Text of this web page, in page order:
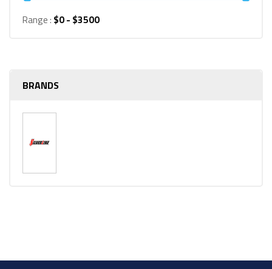
Range : $0 - $3500
BRANDS